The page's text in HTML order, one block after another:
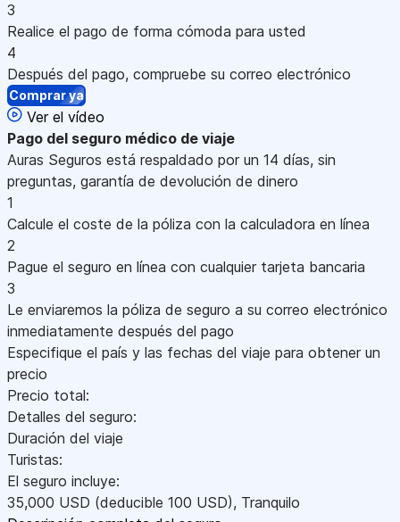
3
Realice el pago de forma cómoda para usted
4
Después del pago, compruebe su correo electrónico
Comprar ya
Ver el vídeo
Pago del seguro médico de viaje
Auras Seguros está respaldado por un 14 días, sin
preguntas, garantía de devolución de dinero
1
Calcule el coste de la póliza con la calculadora en línea
2
Pague el seguro en línea con cualquier tarjeta bancaria
3
Le enviaremos la póliza de seguro a su correo electrónico
inmediatamente después del pago
Especifique el país y las fechas del viaje para obtener un
precio
Precio total:
Detalles del seguro:
Duración del viaje
Turistas:
El seguro incluye:
35,000 USD (deducible 100 USD), Tranquilo